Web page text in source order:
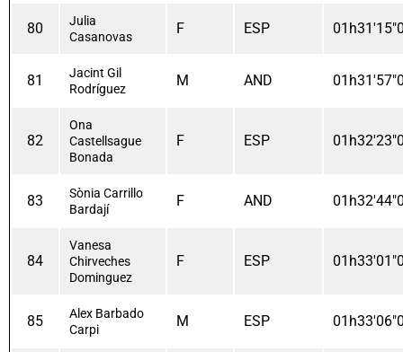
80
Julia
Casanovas
F ESP
81
Jacint Gil
Rodríguez
M AND
82
Ona
Castellsague
Bonada
F ESP
83
Sònia Carrillo
Bardají
F AND
84
Vanesa
Chirveches
Dominguez
F ESP
85
Alex Barbado
Carpi
M ESP